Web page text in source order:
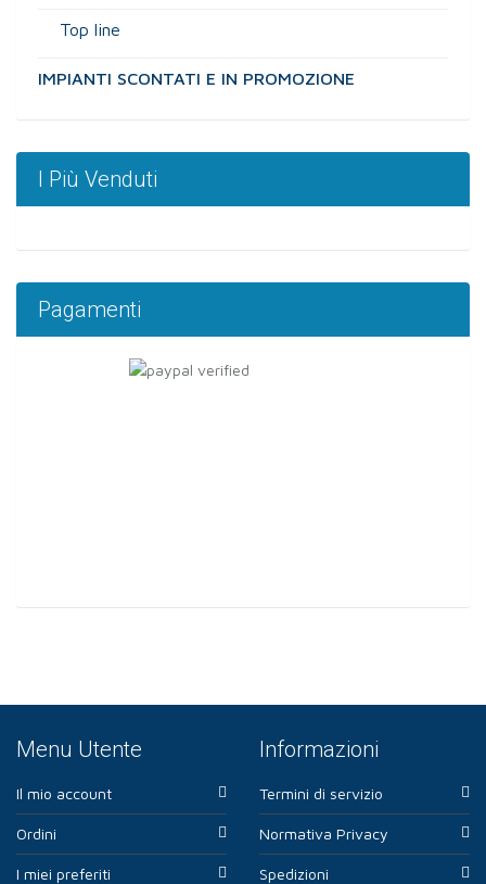
Top line
IMPIANTI SCONTATI E IN PROMOZIONE
I Più Venduti
Pagamenti
Menu Utente
Il mio account
Ordini
I miei preferiti
Informazioni
Termini di servizio
Normativa Privacy
Spedizioni